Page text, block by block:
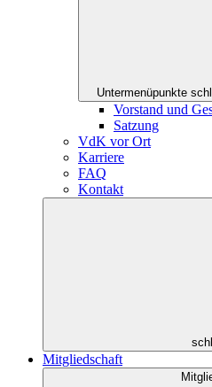
Untermenüpunkte
Vorstand und
Satzung
VdK vor Ort
Karriere
FAQ
Kontakt
Mitgliedschaft